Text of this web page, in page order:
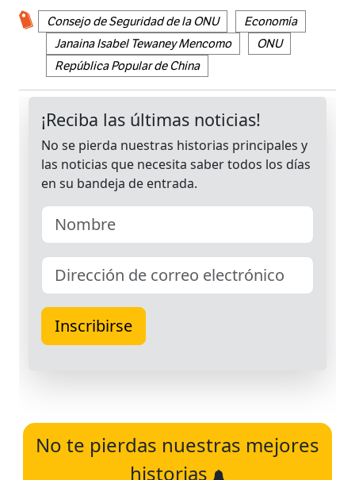
Consejo de Seguridad de la ONU
Economía
Janaina Isabel Tewaney Mencomo
ONU
República Popular de China
No te pierdas nuestras mejores
historias